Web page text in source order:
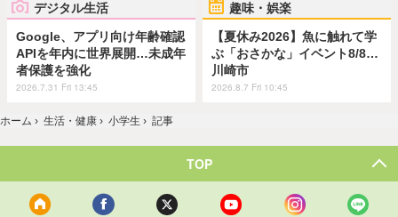
デジタル生活
Google、アプリ向け年齢確認
APIを年内に世界展開…未成年
者保護を強化
2026.7.31 Fri 13:45
趣味・娯楽
【夏休み2026】魚に触れて学
ぶ「おさかな」イベント8/8…
川崎市
2026.8.7 Fri 10:45
ホーム › 生活・健康 › 小学生 › 記事
TOP